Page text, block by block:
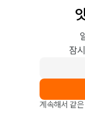
잠
계속해서 같